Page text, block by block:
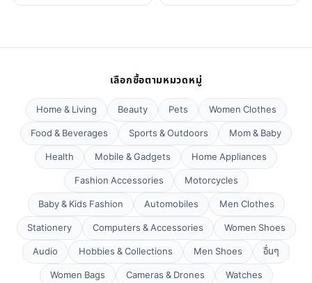
เลือกซื้อตามหมวดหมู่
Home & Living Beauty Pets
Women Clothes
Food & Beverages
Sports & Outdoors
Mom & Baby
Health
Mobile & Gadgets
Home Appliances
Fashion Accessories
Motorcycles
Baby & Kids Fashion
Automobiles
Men Clothes
Stationery
Computers & Accessories
Women Shoes
Audio
Hobbies & Collections Men Shoes
อื่นๆ
Women Bags
Cameras & Drones
Watches